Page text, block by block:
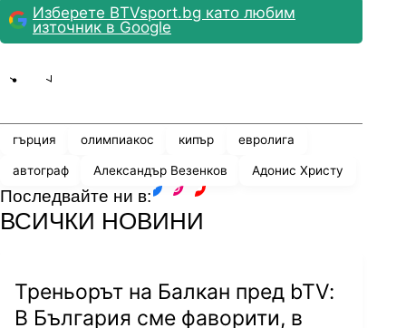
Изберете BTVsport.bg като любим
източник в Google
гърция олимпиакос кипър евролига
автограф Александър Везенков Адонис Христу
Последвайте ни в:
ВСИЧКИ НОВИНИ
Треньорът на Балкан пред bTV:
В България сме фаворити, в